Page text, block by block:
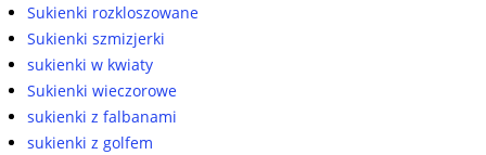
Sukienki rozkloszowane
Sukienki szmizjerki
sukienki w kwiaty
Sukienki wieczorowe
sukienki z falbanami
sukienki z golfem